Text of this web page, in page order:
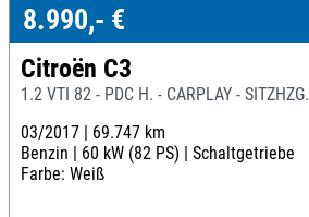
8.990,- €
Citroën C3
1.2 VTI 82 - PDC H. - CARPLAY -
03/2017 | 69.747 km
Benzin | 60 kW (82 PS) | Schaltgetriebe
Farbe: Weiß